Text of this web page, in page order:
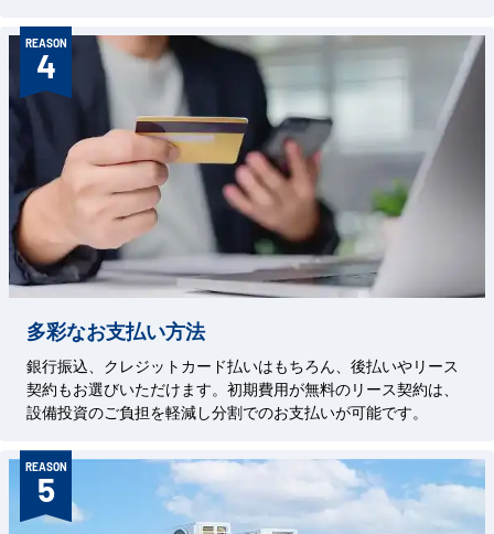
REASON
4
多彩なお支払い方法
銀行振込、クレジットカード払いはもちろん、後払いやリース
契約もお選びいただけます。初期費用が無料のリース契約は、
設備投資のご負担を軽減し分割でのお支払いが可能です。
REASON
5